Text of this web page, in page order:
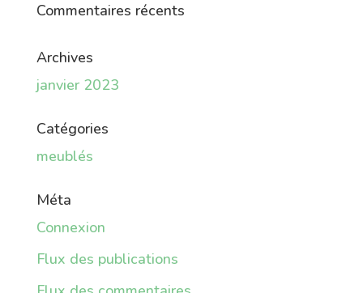
Commentaires récents
Archives
janvier 2023
Catégories
meublés
Méta
Connexion
Flux des publications